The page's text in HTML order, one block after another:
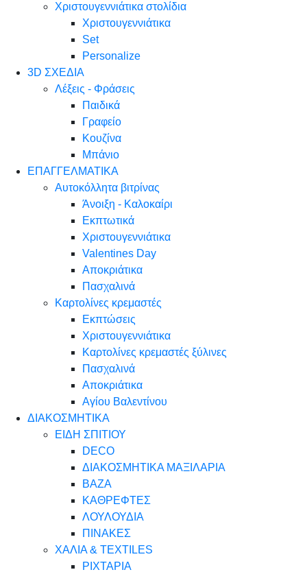
Χριστουγεννιάτικα στολίδια
Χριστουγεννιάτικα
Set
Personalize
3D ΣΧΕΔΙΑ
Λέξεις - Φράσεις
Παιδικά
Γραφείο
Κουζίνα
Μπάνιο
ΕΠΑΓΓΕΛΜΑΤΙΚΑ
Αυτοκόλλητα βιτρίνας
Άνοιξη - Καλοκαίρι
Εκπτωτικά
Χριστουγεννιάτικα
Valentines Day
Αποκριάτικα
Πασχαλινά
Καρτολίνες κρεμαστές
Εκπτώσεις
Χριστουγεννιάτικα
Καρτολίνες κρεμαστές ξύλινες
Πασχαλινά
Αποκριάτικα
Αγίου Βαλεντίνου
ΔΙΑΚΟΣΜΗΤΙΚΑ
ΕΙΔΗ ΣΠΙΤΙΟΥ
DECO
ΔΙΑΚΟΣΜΗΤΙΚΑ ΜΑΞΙΛΑΡΙΑ
ΒΑΖΑ
ΚΑΘΡΕΦΤΕΣ
ΛΟΥΛΟΥΔΙΑ
ΠΙΝΑΚΕΣ
ΧΑΛΙΑ & TEXTILES
ΡΙΧΤΑΡΙΑ